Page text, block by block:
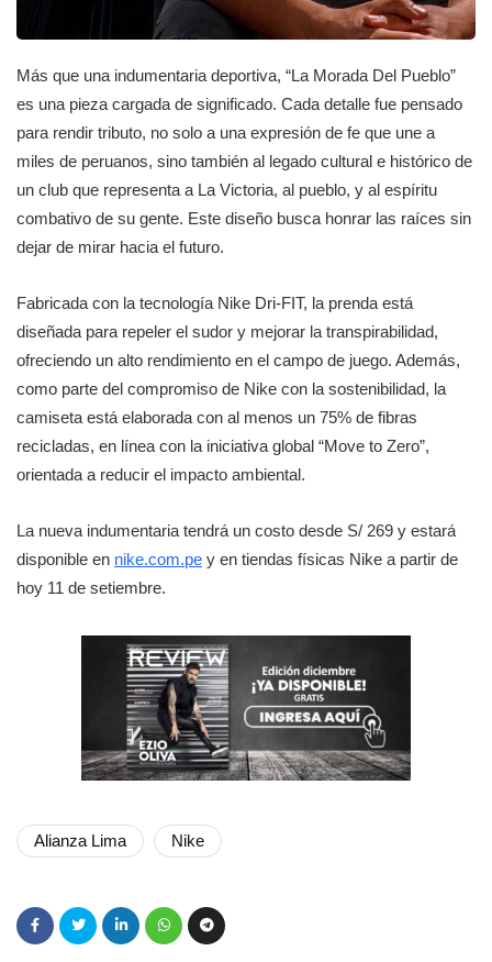
Más que una indumentaria deportiva, “La Morada Del Pueblo”
es una pieza cargada de significado. Cada detalle fue pensado
para rendir tributo, no solo a una expresión de fe que une a
miles de peruanos, sino también al legado cultural e histórico de
un club que representa a La Victoria, al pueblo, y al espíritu
combativo de su gente. Este diseño busca honrar las raíces sin
dejar de mirar hacia el futuro.
Fabricada con la tecnología Nike Dri-FIT, la prenda está
diseñada para repeler el sudor y mejorar la transpirabilidad,
ofreciendo un alto rendimiento en el campo de juego. Además,
como parte del compromiso de Nike con la sostenibilidad, la
camiseta está elaborada con al menos un 75% de fibras
recicladas, en línea con la iniciativa global “Move to Zero”,
orientada a reducir el impacto ambiental.
La nueva indumentaria tendrá un costo desde S/ 269 y estará
disponible en nike.com.pe y en tiendas físicas Nike a partir de
hoy 11 de setiembre.
Alianza Lima Nike